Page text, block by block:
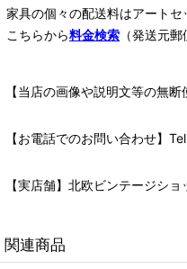
家具の個々の配送料はアートセ
こちらから料金検索 （発送元
【当店の画像や説明文等の無断
【お電話でのお問い合わせ】
【実店舗】北欧ビンテージシ
関連商品